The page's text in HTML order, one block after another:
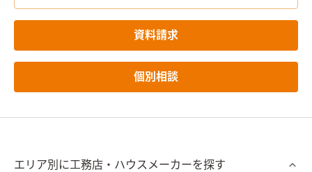
資料請求
個別相談
エリア別に工務店・ハウスメーカーを探す